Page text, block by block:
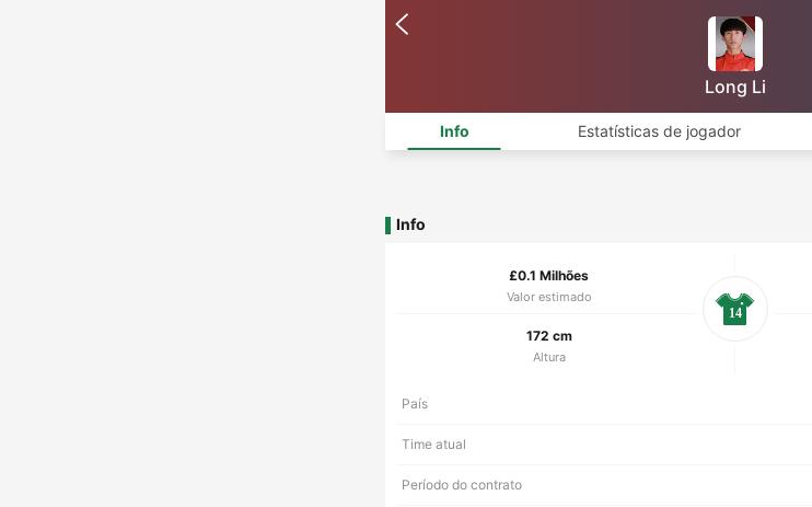
Long Li
Info Estatísticas de jogador
Info
£0.1 Milhões
Valor estimado
172 cm
Altura
14
País
Time atual
Período do contrato